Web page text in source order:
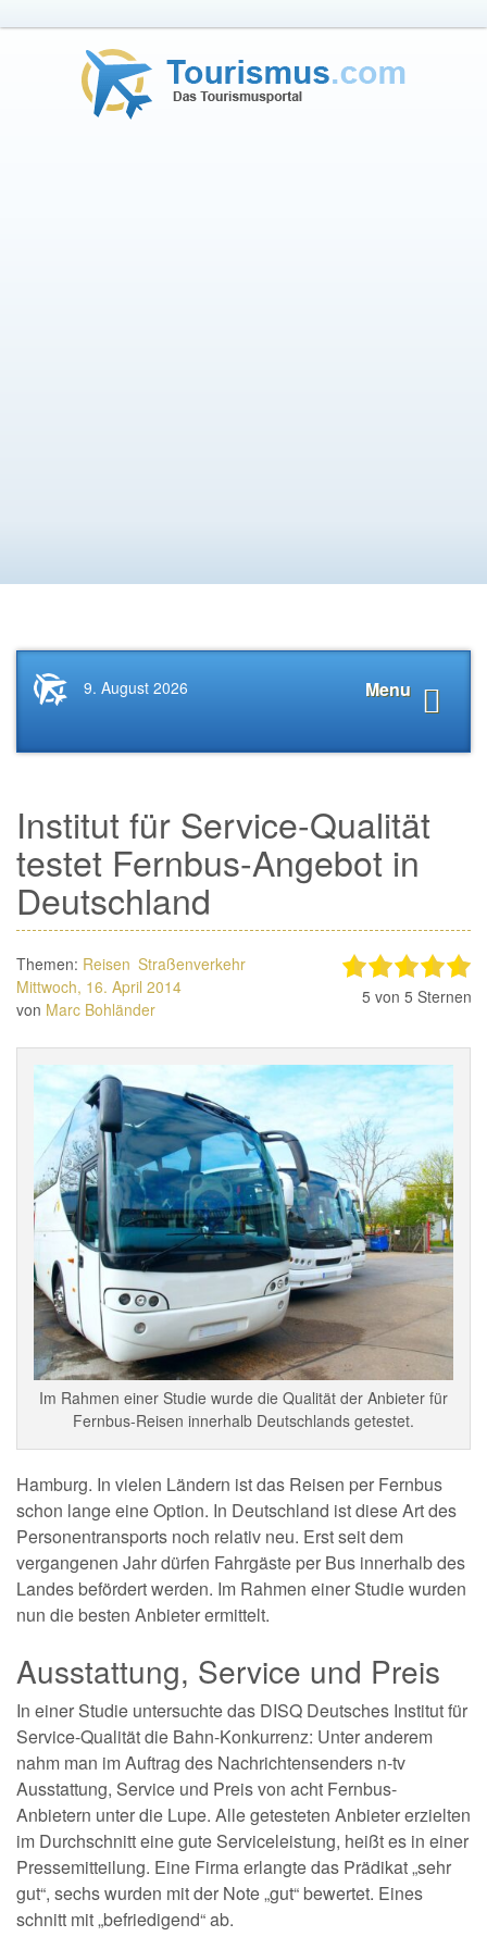
Startseite
News.Tourismus.com
Menu
9. August 2026
Institut für Service-Qualität
testet Fernbus-Angebot in
Deutschland
Themen: Reisen Straßenverkehr
Mittwoch, 16. April 2014
von Marc Bohländer
5 von 5 Sternen
Im Rahmen einer Studie wurde die Qualität der Anbieter für
Fernbus-Reisen innerhalb Deutschlands getestet.
Hamburg. In vielen Ländern ist das Reisen per Fernbus
schon lange eine Option. In Deutschland ist diese Art des
Personentransports noch relativ neu. Erst seit dem
vergangenen Jahr dürfen Fahrgäste per Bus innerhalb des
Landes befördert werden. Im Rahmen einer Studie wurden
nun die besten Anbieter ermittelt.
Ausstattung, Service und Preis
In einer Studie untersuchte das DISQ Deutsches Institut für
Service-Qualität die Bahn-Konkurrenz: Unter anderem
nahm man im Auftrag des Nachrichtensenders n-tv
Ausstattung, Service und Preis von acht Fernbus-
Anbietern unter die Lupe. Alle getesteten Anbieter erzielten
im Durchschnitt eine gute Serviceleistung, heißt es in einer
Pressemitteilung. Eine Firma erlangte das Prädikat „sehr
gut“, sechs wurden mit der Note „gut“ bewertet. Eines
schnitt mit „befriedigend“ ab.